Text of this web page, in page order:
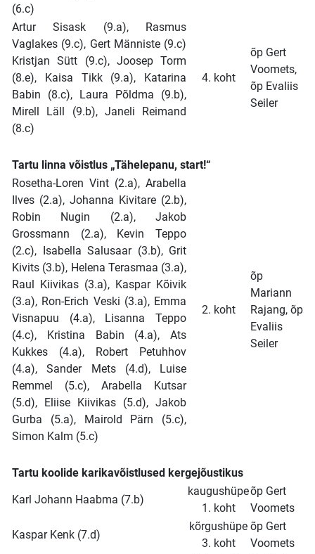
(6.c)
Artur Sisask (9.a), Rasmus
Vaglakes (9.c), Gert Männiste (9.c)
Kristjan Sütt (9.c), Joosep Torm
(8.e), Kaisa Tikk (9.a), Katarina
Babin (8.c), Laura Põldma (9.b),
Mirell Läll (9.b), Janeli Reimand
(8.c)
4. koht
õp Gert
Voomets,
õp Evaliis
Seiler
Tartu linna võistlus „Tähelepanu, start!“
Rosetha-Loren Vint (2.a), Arabella
Ilves (2.a), Johanna Kivitare (2.b),
Robin Nugin (2.a), Jakob
Grossmann (2.a), Kevin Teppo
(2.c), Isabella Salusaar (3.b), Grit
Kivits (3.b), Helena Terasmaa (3.a),
Raul Kiivikas (3.a), Kaspar Kõivik
(3.a), Ron-Erich Veski (3.a), Emma
Visnapuu (4.a), Lisanna Teppo
(4.c), Kristina Babin (4.a), Ats
Kukkes (4.a), Robert Petuhhov
(4.a), Sander Mets (4.d), Luise
Remmel (5.c), Arabella Kutsar
(5.d), Eliise Kiivikas (5.d), Jakob
Gurba (5.a), Mairold Pärn (5.c),
Simon Kalm (5.c)
2. koht
õp
Mariann
Rajang, õp
Evaliis
Seiler
Tartu koolide karikavõistlused kergejõustikus
Karl Johann Haabma (7.b)
kaugushüpe
1. koht
õp Gert
Voomets
Kaspar Kenk (7.d)
kõrgushüpe
3. koht
õp Gert
Voomets